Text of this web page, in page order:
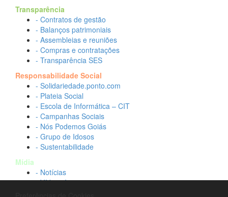
Transparência
- Contratos de gestão
- Balanços patrimoniais
- Assembleias e reuniões
- Compras e contratações
- Transparência SES
Responsabilidade Social
- Solidariedade.ponto.com
- Plateia Social
- Escola de Informática – CIT
- Campanhas Sociais
- Nós Podemos Goiás
- Grupo de Idosos
- Sustentabilidade
Mídia
- Notícias
- Vídeos Institucionais